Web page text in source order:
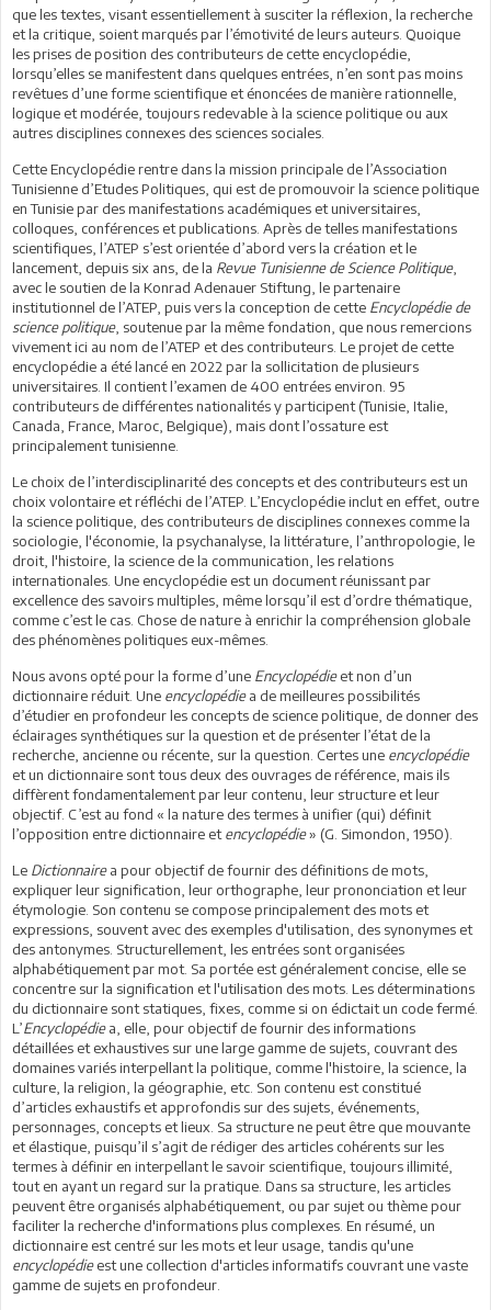
que les textes, visant essentiellement à susciter la réflexion, la recherche
et la critique, soient marqués par l’émotivité de leurs auteurs. Quoique
les prises de position des contributeurs de cette encyclopédie,
lorsqu’elles se manifestent dans quelques entrées, n’en sont pas moins
revêtues d’une forme scientifique et énoncées de manière rationnelle,
logique et modérée, toujours redevable à la science politique ou aux
autres disciplines connexes des sciences sociales.
Cette Encyclopédie rentre dans la mission principale de l’Association
Tunisienne d’Etudes Politiques, qui est de promouvoir la science politique
en Tunisie par des manifestations académiques et universitaires,
colloques, conférences et publications. Après de telles manifestations
scientifiques, l’ATEP s’est orientée d’abord vers la création et le
lancement, depuis six ans, de la Revue Tunisienne de Science Politique,
avec le soutien de la Konrad Adenauer Stiftung, le partenaire
institutionnel de l’ATEP, puis vers la conception de cette Encyclopédie de
science politique, soutenue par la même fondation, que nous remercions
vivement ici au nom de l’ATEP et des contributeurs. Le projet de cette
encyclopédie a été lancé en 2022 par la sollicitation de plusieurs
universitaires. Il contient l’examen de 400 entrées environ. 95
contributeurs de différentes nationalités y participent (Tunisie, Italie,
Canada, France, Maroc, Belgique), mais dont l’ossature est
principalement tunisienne.
Le choix de l’interdisciplinarité des concepts et des contributeurs est un
choix volontaire et réfléchi de l’ATEP. L’Encyclopédie inclut en effet, outre
la science politique, des contributeurs de disciplines connexes comme la
sociologie, l'économie, la psychanalyse, la littérature, l’anthropologie, le
droit, l'histoire, la science de la communication, les relations
internationales. Une encyclopédie est un document réunissant par
excellence des savoirs multiples, même lorsqu’il est d’ordre thématique,
comme c’est le cas. Chose de nature à enrichir la compréhension globale
des phénomènes politiques eux-mêmes.
Nous avons opté pour la forme d’une Encyclopédieet non d’un
dictionnaire réduit. Une encyclopédiea de meilleures possibilités
d’étudier en profondeur les concepts de science politique, de donner des
éclairages synthétiques sur la question et de présenter l’état de la
recherche, ancienne ou récente, sur la question. Certes une encyclopédie
et un dictionnaire sont tous deux des ouvrages de référence, mais ils
diffèrent fondamentalement par leur contenu, leur structure et leur
objectif. C’est au fond « la nature des termes à unifier (qui) définit
l’opposition entre dictionnaire etencyclopédie» (G. Simondon, 1950).
Le Dictionnairea pour objectif de fournir des définitions de mots,
expliquer leur signification, leur orthographe, leur prononciation et leur
étymologie. Son contenu se compose principalement des mots et
expressions, souvent avec des exemples d'utilisation, des synonymes et
des antonymes. Structurellement, les entrées sont organisées
alphabétiquement par mot. Sa portée est généralement concise, elle se
concentre sur la signification et l'utilisation des mots. Les déterminations
du dictionnaire sont statiques, fixes, comme si on édictait un code fermé.
L’Encyclopédiea, elle, pour objectif de fournir des informations
détaillées et exhaustives sur une large gamme de sujets, couvrant des
domaines variés interpellant la politique, comme l'histoire, la science, la
culture, la religion, la géographie, etc. Son contenu est constitué
d’articles exhaustifs et approfondis sur des sujets, événements,
personnages, concepts et lieux. Sa structure ne peut être que mouvante
et élastique, puisqu’il s’agit de rédiger des articles cohérents sur les
termes à définir en interpellant le savoir scientifique, toujours illimité,
tout en ayant un regard sur la pratique. Dans sa structure, les articles
peuvent être organisés alphabétiquement, ou par sujet ou thème pour
faciliter la recherche d'informations plus complexes. En résumé, un
dictionnaire est centré sur les mots et leur usage, tandis qu'une
encyclopédieest une collection d'articles informatifs couvrant une vaste
gamme de sujets en profondeur.